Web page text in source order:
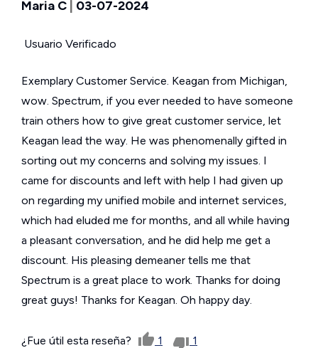
Maria C 03-07-2024
Usuario Verificado
Exemplary Customer Service. Keagan from Michigan,
wow. Spectrum, if you ever needed to have someone
train others how to give great customer service, let
Keagan lead the way. He was phenomenally gifted in
sorting out my concerns and solving my issues. I
came for discounts and left with help I had given up
on regarding my unified mobile and internet services,
which had eluded me for months, and all while having
a pleasant conversation, and he did help me get a
discount. His pleasing demeaner tells me that
Spectrum is a great place to work. Thanks for doing
great guys! Thanks for Keagan. Oh happy day.
¿Fue útil esta reseña? 1 1